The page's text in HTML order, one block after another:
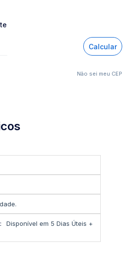
Calcular
Não sei meu CEP
Disponível em 5 Dias Úteis +